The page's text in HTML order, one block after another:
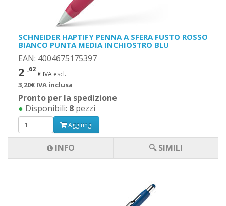
SCHNEIDER HAPTIFY PENNA A SFERA FUSTO ROSSO
BIANCO PUNTA MEDIA INCHIOSTRO BLU
EAN: 4004675175397
2 ,62
€ IVA escl.
3,20€ IVA inclusa
Pronto per la spedizione
● Disponibili: 8 pezzi
Aggiungi
INFO 🔍 SIMILI